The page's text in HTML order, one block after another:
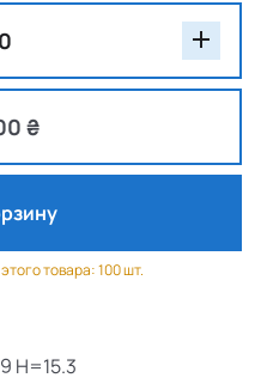
₴
товара: 100 шт.
H=15.3